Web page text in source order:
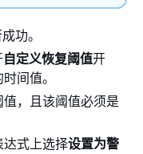
功。
自定义恢复阈值开
间值。
，且该阈值必须是
达式上选择设置为警